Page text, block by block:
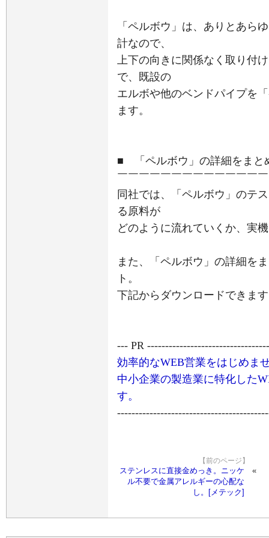
「ペルボウ」は、ありとあら
計なので、
上下の向きに関係なく取り付
で、既設の
エルボや他のベンドパイプを
ます。
■ 「ペルボウ」の詳細をまと
￣￣￣￣￣￣￣￣￣￣￣￣￣
同社では、「ペルボウ」のテ
る原料が
どのように流れていくか、実
また、「ペルボウ」の詳細を
ト。
下記からダウンロードできま
--- PR
効率的なWEB営業をはじめま
中小企業の製造業に特化した
す。
【前のページ】
ステンレスに直接金めっき。ニッケ
ル不要で金属アレルギーの心配な
し。[メテック]